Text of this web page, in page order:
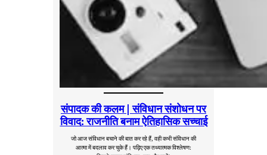
संपादक की कलम | संविधान संशोधन पर
विवाद: राजनीति बनाम ऐतिहासिक सच्चाई
जो आज संविधान बचाने की बात कर रहे हैं, वही कभी संविधान की
आत्मा में बदलाव कर चुके हैं। पढ़िए एक तथ्यात्मक विश्लेषण: